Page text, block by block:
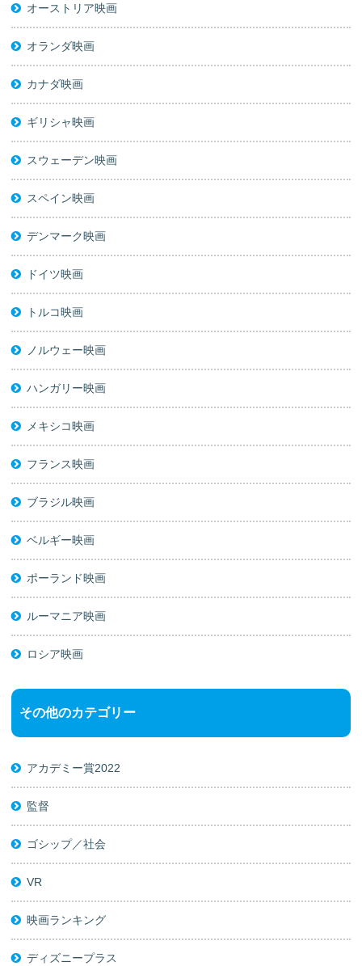
オーストリア映画
オランダ映画
カナダ映画
ギリシャ映画
スウェーデン映画
スペイン映画
デンマーク映画
ドイツ映画
トルコ映画
ノルウェー映画
ハンガリー映画
メキシコ映画
フランス映画
ブラジル映画
ベルギー映画
ポーランド映画
ルーマニア映画
ロシア映画
その他のカテゴリー
アカデミー賞2022
監督
ゴシップ／社会
VR
映画ランキング
ディズニープラス